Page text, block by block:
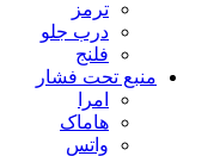
ترمز
درب جلو
فلنج
منبع تحت فشار
امرا
هاماک
واتس